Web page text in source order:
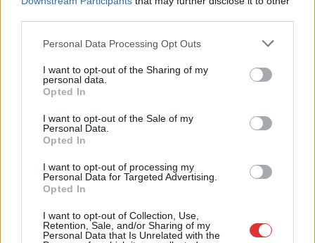
Please note that this website/app uses one or more Google
not limited to your visit or usage behaviour. You may click to
grant or deny consent to Google and its third-party tags to
use your data for below specified purposes in below Google
consent section.
Personal Data Processing Opt Outs
I want to opt-out of the Sharing of my
personal data.
Opted In
I want to opt-out of the Sale of my
Personal Data.
Opted In
I want to opt-out of processing my
Personal Data for Targeted Advertising.
Opted In
I want to opt-out of Collection, Use,
Retention, Sale, and/or Sharing of my
Personal Data that Is Unrelated with the
lezárnak a napokban, a közlekedés az átlagost is meghaladó
alapos késések alakultak ki a menetrendhez képest,
kimaradás is előfordult
Ön szerint hogy készül a hamisítatlan szolnoki habos isler?
Országos ellenőrzés indult a hazai akkumulátoripari
Az idei év leglassabb növekedését hozta a június a
Györfi Mihály több tucat vállalkozással egyeztetett a